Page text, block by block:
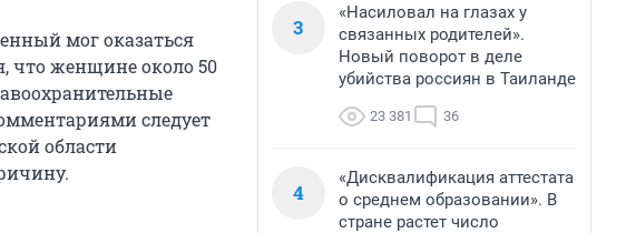
мог оказаться
что женщине около 50
следует
области
3
«Насиловал на глазах у
связанных родителей».
Новый поворот в деле
убийства россиян в Таиланде
23 381 36
4
«Дисквалификация аттестата
о среднем образовании». В
стране растет число